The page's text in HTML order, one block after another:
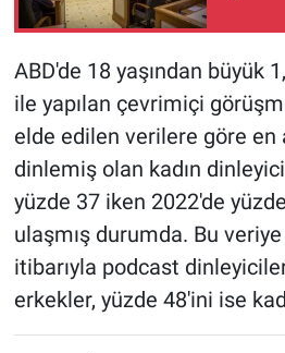
ABD'de 18 yaşından büyük
ile yapılan çevrimiçi
elde edilen verilere göre
dinlemiş olan kadın
yüzde 37 iken 2022'de
ulaşmış durumda. Bu veriye
itibarıyla podcast
erkekler, yüzde 48'ini ise